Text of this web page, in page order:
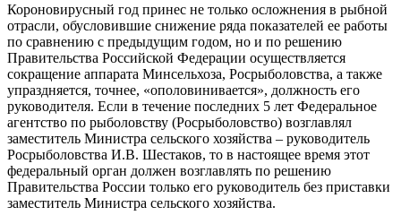
Короновирусный год принес не только осложнения в рыбной
отрасли, обусловившие снижение ряда показателей ее работы
по сравнению с предыдущим годом, но и по решению
Правительства Российской Федерации осуществляется
сокращение аппарата Минсельхоза, Росрыболовства, а также
упраздняется, точнее, «ополовинивается», должность его
руководителя. Если в течение последних 5 лет Федеральное
агентство по рыболовству (Росрыболовство) возглавлял
заместитель Министра сельского хозяйства – руководитель
Росрыболовства И.В. Шестаков, то в настоящее время этот
федеральный орган должен возглавлять по решению
Правительства России только его руководитель без приставки
заместитель Министра сельского хозяйства.